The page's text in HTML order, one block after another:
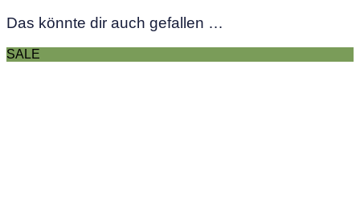
Das könnte dir auch gefallen …
SALE